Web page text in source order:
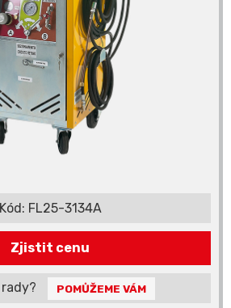
Kód: FL25-3134A
Zjistit cenu
POMŮŽEME VÁM